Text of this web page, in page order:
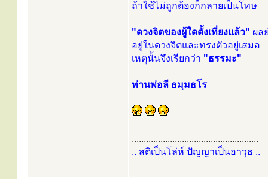
ถ้าใช้ไม่ถูกต้องก็กลายเป็นโทษ
"ดวงจิตของผู้ใดตั้งเที่ยงแล้ว" ผล
อยู่ในดวงจิตและทรงตัวอยู่เสมอ
เหตุนั้นจึงเรียกว่า "ธรรมะ"
ท่านพ่อลี ธมฺมธโร
.....................................................
.. สติเป็นโล่ห์ ปัญญาเป็นอาวุธ ..